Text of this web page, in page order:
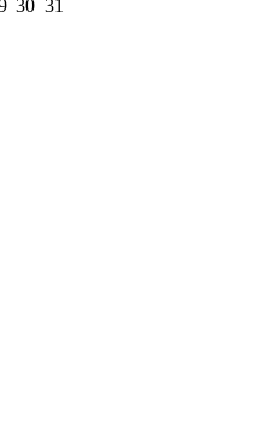
30 31